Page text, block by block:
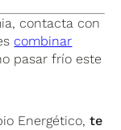
contacta con
combinar
pasar frío este
Energético,te